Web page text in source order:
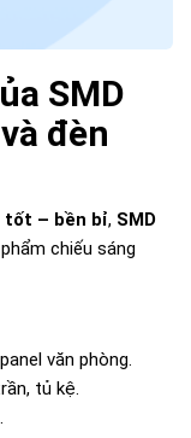
SMD
đèn
tốt – bền bỉ, SMD
chiếu sáng
văn phòng.
tủ kệ.